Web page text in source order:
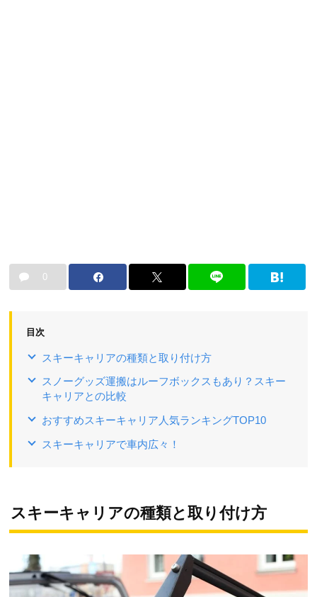
0
目次
スキーキャリアの種類と取り付け方
スノーグッズ運搬はルーフボックスもあり？スキー
キャリアとの比較
おすすめスキーキャリア人気ランキングTOP10
スキーキャリアで車内広々！
スキーキャリアの種類と取り付け方